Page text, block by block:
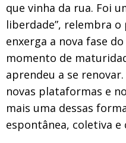
que vinha da rua. Foi
liberdade”, relembra
enxerga a nova fase
momento de
aprendeu a se
novas plataformas e
mais uma dessas
espontânea, coletiva e